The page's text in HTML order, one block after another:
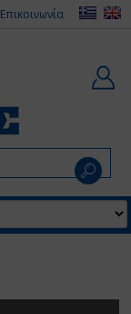
Επικοινωνία